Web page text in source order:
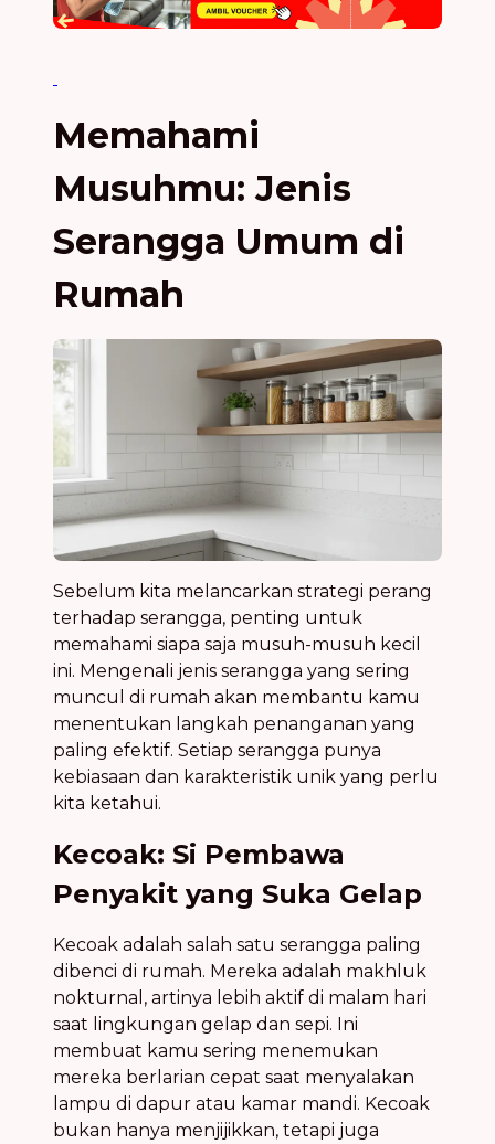
Memahami
Musuhmu: Jenis
Serangga Umum di
Rumah
Sebelum kita melancarkan strategi perang
terhadap serangga, penting untuk
memahami siapa saja musuh-musuh kecil
ini. Mengenali jenis serangga yang sering
muncul di rumah akan membantu kamu
menentukan langkah penanganan yang
paling efektif. Setiap serangga punya
kebiasaan dan karakteristik unik yang perlu
kita ketahui.
Kecoak: Si Pembawa
Penyakit yang Suka Gelap
Kecoak adalah salah satu serangga paling
dibenci di rumah. Mereka adalah makhluk
nokturnal, artinya lebih aktif di malam hari
saat lingkungan gelap dan sepi. Ini
membuat kamu sering menemukan
mereka berlarian cepat saat menyalakan
lampu di dapur atau kamar mandi. Kecoak
bukan hanya menjijikkan, tetapi juga